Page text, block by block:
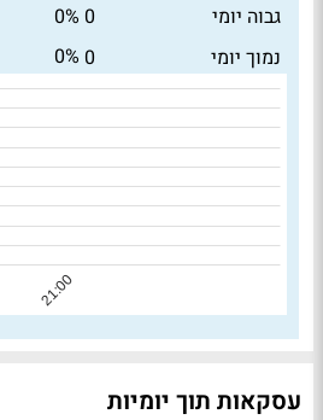
גבוה יומי
0
0%
נמוך יומי
0
0%
עסקאות תוך יומיות